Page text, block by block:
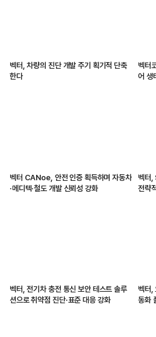
벡터, 차량의 진단 개발 주기 획기적 단축
한다
벡터
어 생
벡터 CANoe, 안전 인증 획득하며 자동차
·메디텍·철도 개발 신뢰성 강화
벡터,
전략
벡터, 전기차 충전 통신 보안 테스트 솔루
션으로 취약점 진단·표준 대응 강화
벡터,
동화